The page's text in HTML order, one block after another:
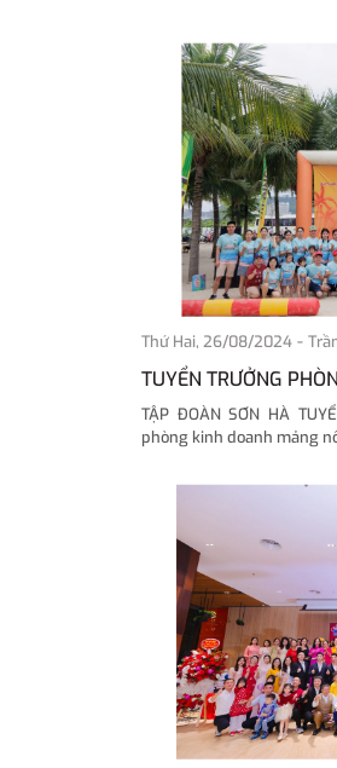
Thứ Hai, 26/08/2024 -
TUYỂN TRƯỞNG
TẬP ĐOÀN SƠN HÀ
phòng kinh doanh mảng